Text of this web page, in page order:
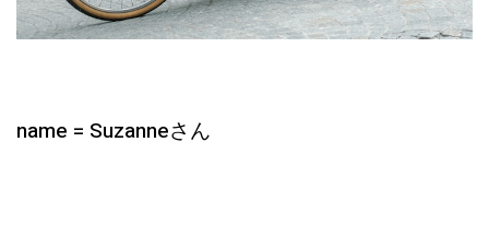
name = Suzanneさん